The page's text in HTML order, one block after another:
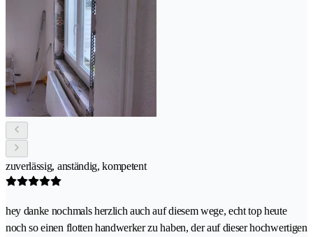
zuverlässig, anständig, kompetent
hey danke nochmals herzlich auch auf diesem wege, echt top heute
noch so einen flotten handwerker zu haben, der auf dieser hochwertigen